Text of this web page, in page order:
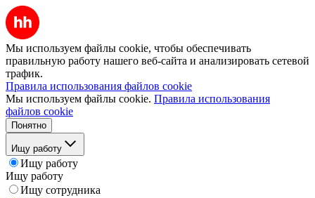
Мы используем файлы cookie, чтобы обеспечивать
правильную работу нашего веб-сайта и анализировать сетевой
трафик.
Правила использования файлов cookie
Мы используем файлы cookie. Правила использования
файлов cookie
Понятно
Ищу работу
Ищу работу
Ищу работу
Ищу сотрудника